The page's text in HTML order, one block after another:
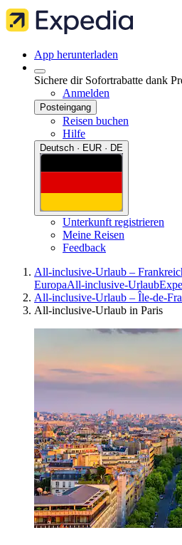
App herunterladen
Sichere dir Sofortrabatte dank
Anmelden
Posteingang
Reisen buchen
Hilfe
Deutsch · EUR · DE
Unterkunft registrieren
Meine Reisen
Feedback
All-inclusive-Urlaub –
EuropaAll-inclusive-Urlaub
All-inclusive-Urlaub – Île-de-
All-inclusive-Urlaub in Paris